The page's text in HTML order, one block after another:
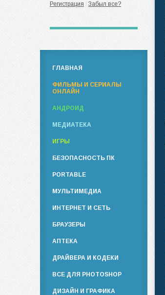
Регистрация / Забыл все?
ГЛАВНАЯ
ФИЛЬМЫ И СЕРИАЛЫ
ОНЛАЙН
АНДРОИД
МЕДИАТЕКА
ИГРЫ
БЕЗОПАСНОСТЬ ПК
PORTABLE
МУЛЬТИМЕДИА
ИНТЕРНЕТ И СЕТЬ
БРАУЗЕРЫ
АПТЕКА
ДРАЙВЕРА И КОДЕКИ
ВСЕ ДЛЯ PHOTOSHOP
ДИЗАЙН И ГРАФИКА